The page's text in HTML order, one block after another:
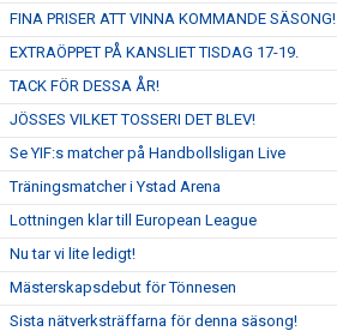
FINA PRISER ATT VINNA KOMMANDE SÄSONG!
EXTRAÖPPET PÅ KANSLIET TISDAG 17-19.
TACK FÖR DESSA ÅR!
JÖSSES VILKET TOSSERI DET BLEV!
Se YIF:s matcher på Handbollsligan Live
Träningsmatcher i Ystad Arena
Lottningen klar till European League
Nu tar vi lite ledigt!
Mästerskapsdebut för Tönnesen
Sista nätverksträffarna för denna säsong!